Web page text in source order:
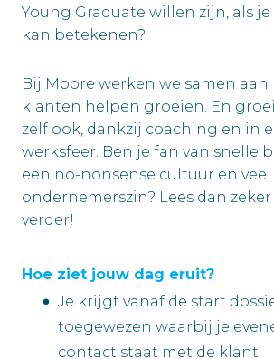
Young Graduate willen zijn, als je
kan betekenen?
Bij Moore werken we samen aan
klanten helpen groeien. En
zelf ook, dankzij coaching en in
werksfeer. Ben je fan van snelle
een no-nonsense cultuur en veel
ondernemerszin? Lees dan
verder!
Hoe ziet jouw dag eruit?
Je krijgt vanaf de start
toegewezen waarbij je
contact staat met de klant